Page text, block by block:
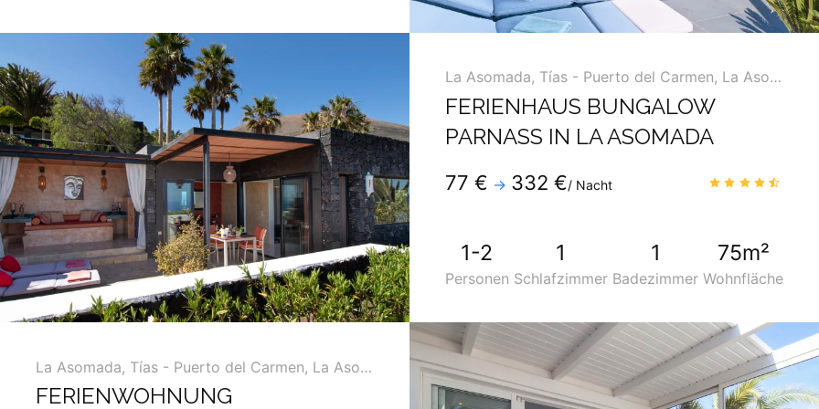
FERIENHAUS BUNGALOW
PARNASS IN LA ASOMADA
La Asomada, Tías - Puerto del Carmen, La Asomada, Macher ...
Telefon : +34 928819600
: +34 690275334
77 € → 332 €/ Nacht
1-2
Personen
1
Schlafzimmer
1
Badezimmer
75m²
Wohnfläche
FERIENWOHNUNG
La Asomada, Tías - Puerto del Carmen, La Asomada, Macher ...